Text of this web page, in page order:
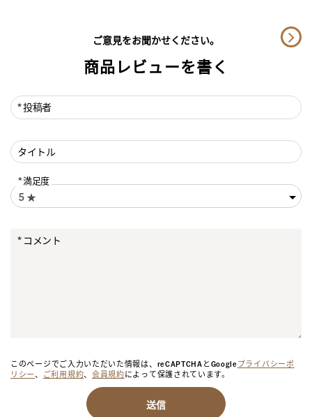
ご意見をお聞かせください。
商品レビューを書く
投稿者
タイトル
満足度
コメント
このページでご入力いただいた情報は、reCAPTCHAとGoogleプライバシーポ
リシー、 ご利用規約、 会員規約によって保護されています。
送信